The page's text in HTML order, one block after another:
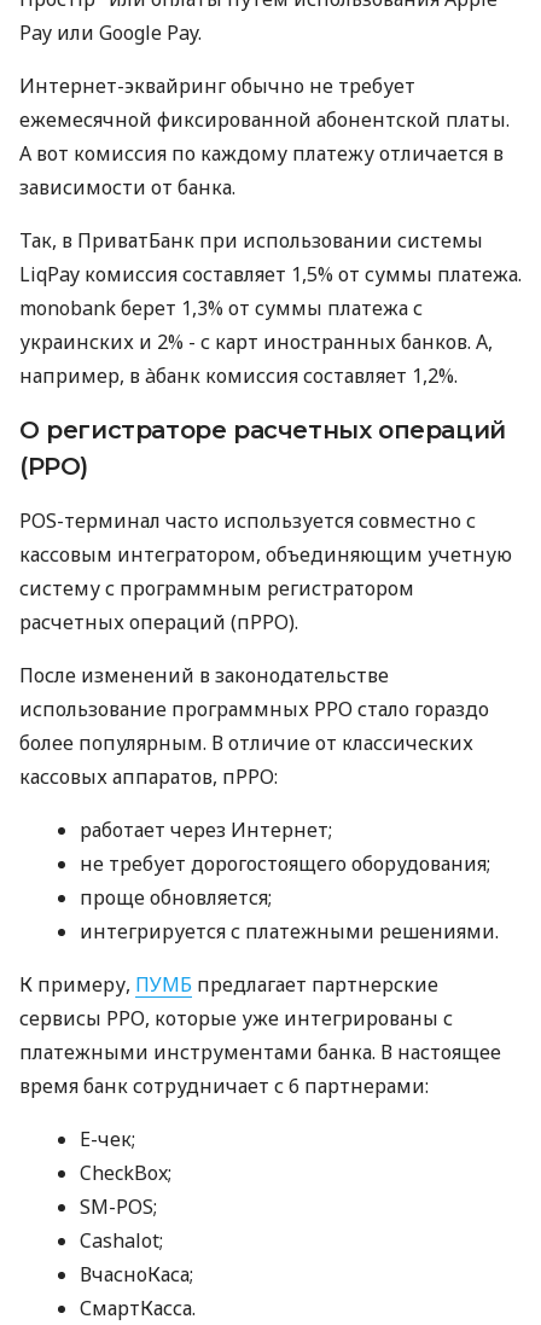
Pay или Google Pay.
Интернет-эквайринг обычно не требует
ежемесячной фиксированной абонентской платы.
А вот комиссия по каждому платежу отличается в
зависимости от банка.
Так, в ПриватБанк при использовании системы
LiqPay комиссия составляет 1,5% от суммы платежа.
monobank берет 1,3% от суммы платежа с
украинских и 2% - с карт иностранных банков. А,
например, в àбанк комиссия составляет 1,2%.
О регистраторе расчетных операций
(РРО)
POS-терминал часто используется совместно с
кассовым интегратором, объединяющим учетную
систему с программным регистратором
расчетных операций (пРРО).
После изменений в законодательстве
использование программных РРО стало гораздо
более популярным. В отличие от классических
кассовых аппаратов, пРРО:
работает через Интернет;
не требует дорогостоящего оборудования;
проще обновляется;
интегрируется с платежными решениями.
К примеру, ПУМБ предлагает партнерские
сервисы РРО, которые уже интегрированы с
платежными инструментами банка. В настоящее
время банк сотрудничает с 6 партнерами:
E-чек;
CheckBox;
SM-POS;
Cashalot;
ВчасноКаса;
СмартКасса.